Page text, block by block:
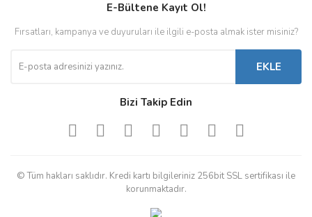
E-Bültene Kayıt Ol!
Fırsatları, kampanya ve duyuruları ile ilgili e-posta almak ister misiniz?
EKLE
Bizi Takip Edin
© Tüm hakları saklıdır. Kredi kartı bilgileriniz 256bit SSL sertifikası ile
korunmaktadır.